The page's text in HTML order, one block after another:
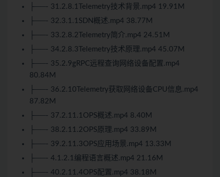
├──- 31.2.8.1Telemetry技术背景.mp4 19.91M
├──- 32.3.1.1SDN概述.mp4 38.77M
├──- 33.2.8.2Telemetry简介.mp4 24.51M
├──- 34.2.8.3Telemetry技术原理.mp4 45.07M
├──- 35.2.9gRPC远程查询网络设备配置.mp4
80.84M
├──- 36.2.10Telemetry获取网络设备CPU信息.mp4
87.82M
├──- 37.2.11.1OPS概述.mp4 8.40M
├──- 38.2.11.2OPS原理.mp4 33.89M
├──- 39.2.11.3OPS应用场景.mp4 13.33M
├──- 4.1.2.1编程语言概述.mp4 21.16M
├──- 40.2.11.4OPS配置.mp4 38.18M